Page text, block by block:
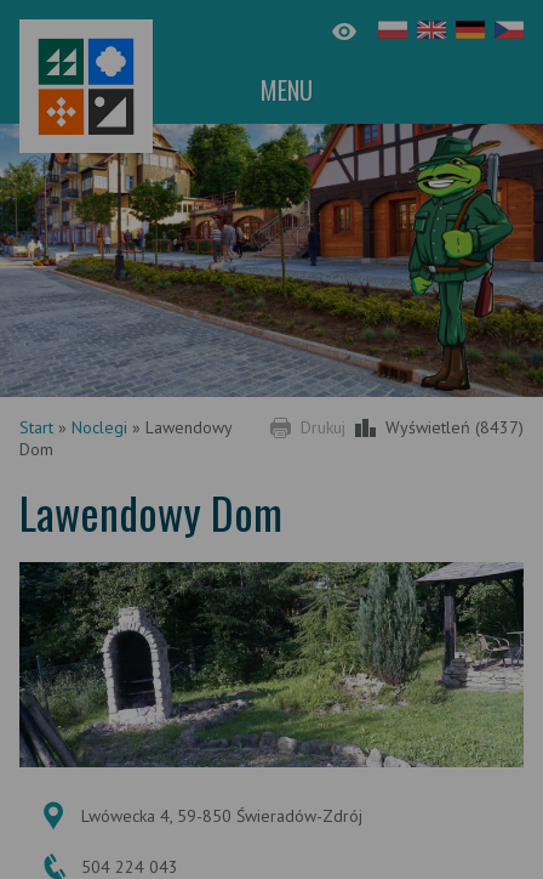
MENU
Drukuj Wyświetleń (8437)
Start » Noclegi » Lawendowy
Dom
Lawendowy Dom
Lwówecka 4, 59-850 Świeradów-Zdrój
504 224 043